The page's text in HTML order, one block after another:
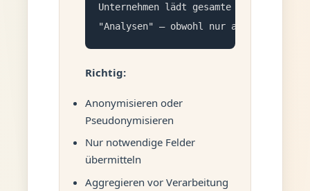
Unternehmen lädt gesamte
"Analysen" – obwohl nur aggregierte
Richtig:
Anonymisieren oder
Pseudonymisieren
Nur notwendige Felder
übermitteln
Aggregieren vor Verarbeitung